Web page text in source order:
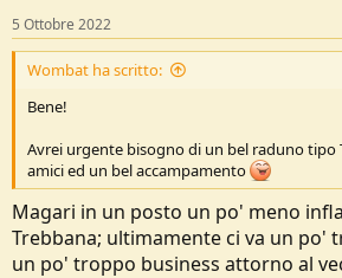
5 Ottobre 2022
Wombat ha scritto:
Bene!
Avrei urgente bisogno di un bel raduno tipo
amici ed un bel accampamento
Magari in un posto un po' meno
Trebbana; ultimamente ci va un po'
un po' troppo business attorno al